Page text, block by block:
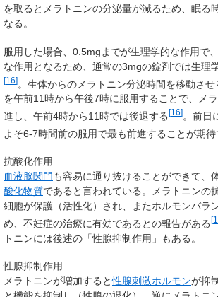
を取るとメラトニンの分泌量が減るため、眠る
なる。
服用した場合、0.5mgまでが生理学的な作用で
な作用となるため、通常の3mgの錠剤では生理
[16]。生体からのメラトニン分泌時間を移動さ
を午前11時から午後7時に服用することで、メ
進し、午前4時から11時では後退する [16] 。前日
よそ6-7時間前の服用で最も前進することが期待
抗酸化作用
血液脳関門 も容易に通り抜けることができて、
酸化物質であると言われている。メラトニンの
細胞が保護（活性化）され、またホルモンバラ
め、不妊症の治療に有効であるとの報告がある [
トニンには後述の「性腺抑制作用」もある。
性腺抑制作用
メラトニンが増加すると性腺刺激ホルモンが抑